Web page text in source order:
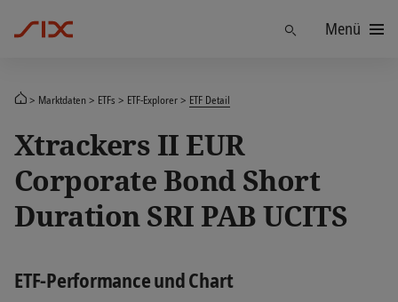
FindenMenü
Marktdaten ETFs ETF-Explorer ETF Detail
Xtrackers II EUR
Corporate Bond Short
Duration SRI PAB UCITS
ETF-Performance und Chart